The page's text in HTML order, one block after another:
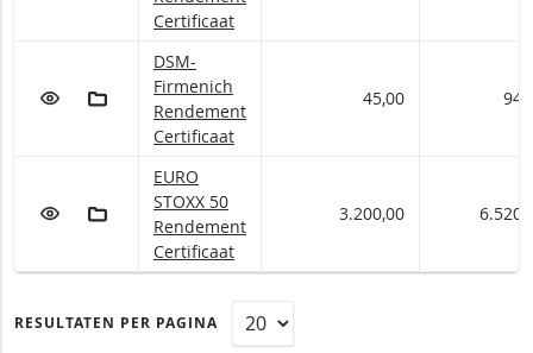
Certificaat
VOEG TOE AAN WATCHLIST
AAN PORTFOLIO TOEVOEGEN
DSM-Firmenich Rendement Certificaten met
DSM-
Firmenich
Rendement
Certificaat
45,00
VOEG TOE AAN WATCHLIST
AAN PORTFOLIO TOEVOEGEN
EUROSTOXX 50 Rendement Certificaten met
EURO
STOXX 50
Rendement
Certificaat
3.200,00
RESULTATEN PER PAGINA